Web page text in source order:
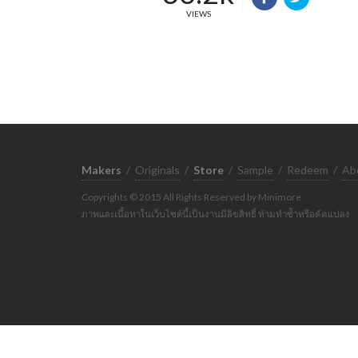
VIEWS
Makers / Originals / Store / Sample / Redeem /
Copyrights © 2015 All Rights Reserved by Minimore
ภาพและเนื้อหาในเว็บไซต์นี้เป็นงานมีลิขสิทธิ์ ห้ามทำซ้ำหรือดัดแปลง